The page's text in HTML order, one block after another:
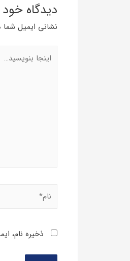
دیدگاه‌ خود
نشانی ایمیل
ذخیره نام،